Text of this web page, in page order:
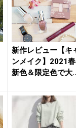
新作レビュー【キ
ンメイク】2021
新色＆限定色で大
れ...